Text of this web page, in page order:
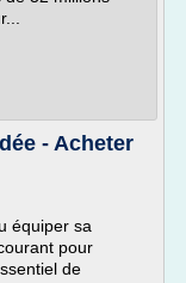
- Acheter
équiper sa
pour
de